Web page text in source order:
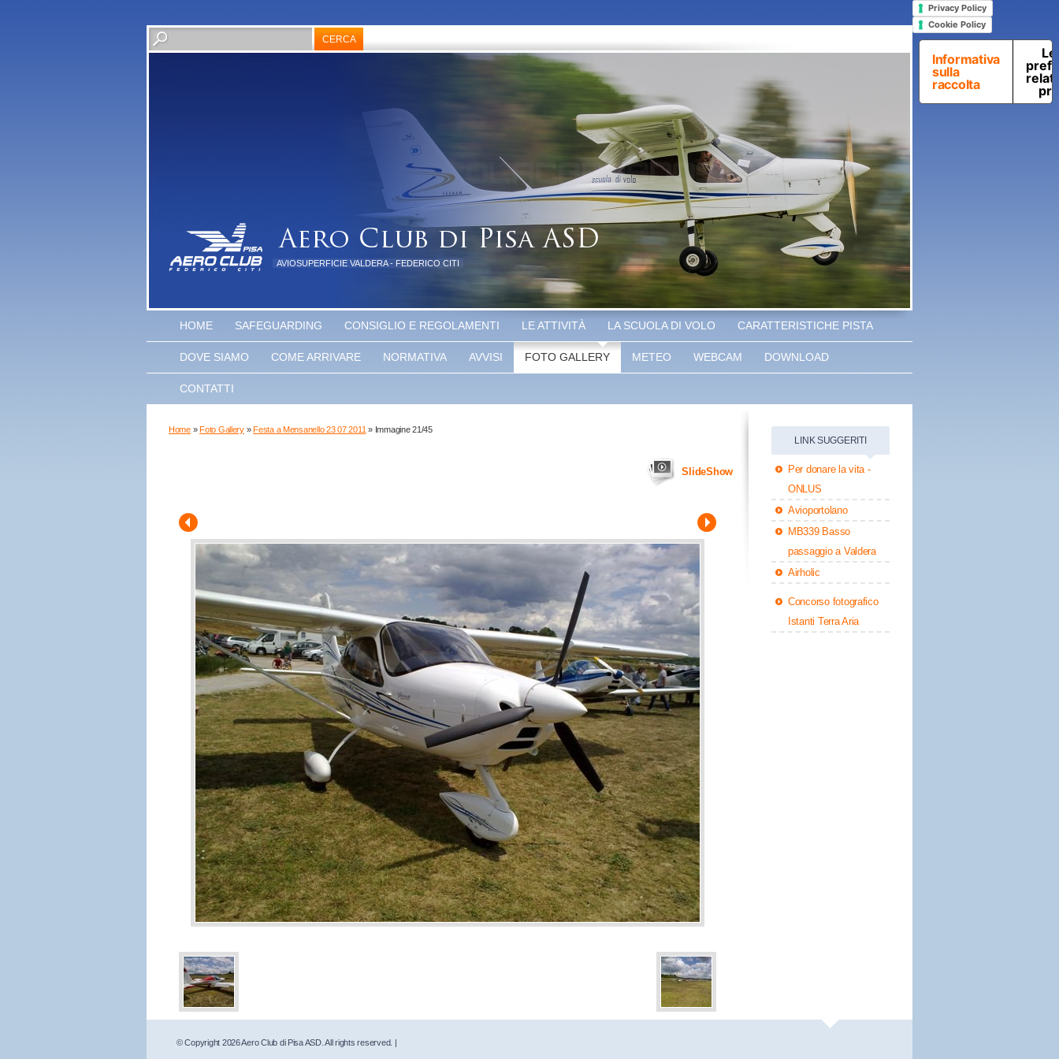
AVIOSUPERFICIE VALDERA - FEDERICO CITI
HOME SAFEGUARDING CONSIGLIO E REGOLAMENTI LE ATTIVITÀ LA SCUOLA DI VOLO CARATTERISTICHE PISTA
DOVE SIAMO COME ARRIVARE NORMATIVA AVVISI FOTO GALLERY METEO WEBCAM DOWNLOAD
CONTATTI
Home»Foto Gallery»Festa a Mensanello 23 07 2011 » Immagine 21/45
SlideShow
LINK SUGGERITI
Per donare la vita -
ONLUS
Avioportolano
MB339 Basso
passaggio a Valdera
Airholic
Concorso fotografico
Istanti Terra Aria
© Copyright 2026 Aero Club di Pisa ASD. All rights reserved. |
Privacy Policy
Cookie Policy
Informativa
sulla
raccolta